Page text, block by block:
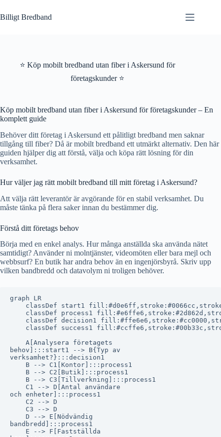
till
innehåll
Billigt Bredband
⭐ Köp mobilt bredband utan fiber i Askersund för
företagskunder ⭐
Köp mobilt bredband utan fiber i Askersund för företagskunder – En
komplett guide
Behöver ditt företag i Askersund ett pålitligt bredband men saknar
tillgång till fiber? Då är mobilt bredband ett utmärkt alternativ. Den här
guiden hjälper dig att förstå, välja och köpa rätt lösning för din
verksamhet.
Hur väljer jag rätt mobilt bredband till mitt företag i Askersund?
Att välja rätt leverantör är avgörande för en stabil verksamhet. Du
måste tänka på flera saker innan du bestämmer dig.
Förstå ditt företags behov
Börja med en enkel analys. Hur många anställda ska använda nätet
samtidigt? Använder ni molntjänster, videomöten eller bara mejl och
webbsurf? En butik har andra behov än en ingenjörsbyrå. Skriv upp
vilken bandbredd och datavolym ni troligen behöver.
graph LR
classDef start1
classDef process1
classDef decision1
classDef success1
    A[Analysera företagets
behov]:::start1 --> B{Typ av
verksamhet?}:::decision1
    B --> C1[Kontor]:::process1
    B --> C2[Butik]:::process1
    B --> C3[Tillverkning]:::process1
    C1 --> D[Antal användare
och enheter]:::process1
    C2 --> D
    C3 --> D
    D --> E[Nödvändig
bandbredd]:::process1
    E --> F[Fastställda